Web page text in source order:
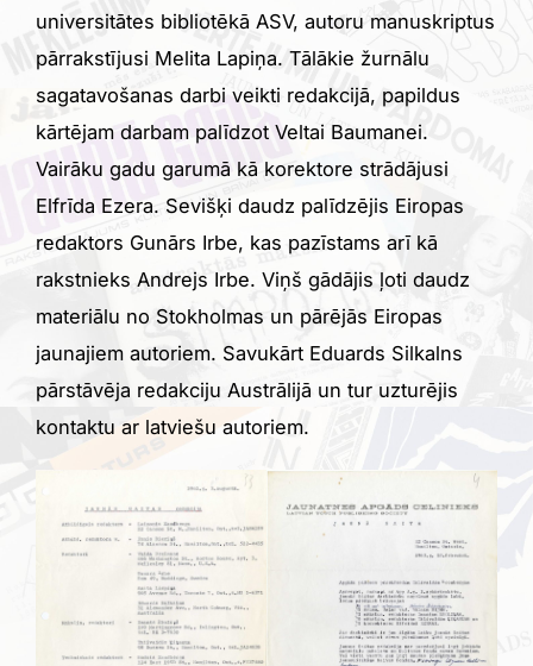
universitātes bibliotēkā ASV, autoru manuskriptus
pārrakstījusi Melita Lapiņa. Tālākie žurnālu
sagatavošanas darbi veikti redakcijā, papildus
kārtējam darbam palīdzot Veltai Baumanei.
Vairāku gadu garumā kā korektore strādājusi
Elfrīda Ezera. Sevišķi daudz palīdzējis Eiropas
redaktors Gunārs Irbe, kas pazīstams arī kā
rakstnieks Andrejs Irbe. Viņš gādājis ļoti daudz
materiālu no Stokholmas un pārējās Eiropas
jaunajiem autoriem. Savukārt Eduards Silkalns
pārstāvēja redakciju Austrālijā un tur uzturējis
kontaktu ar latviešu autoriem.